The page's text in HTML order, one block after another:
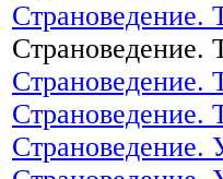
Страноведение.
Страноведение.
Страноведение.
Страноведение.
Страноведение.